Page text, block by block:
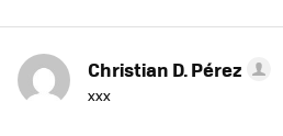
Christian D. Pérez
xxx